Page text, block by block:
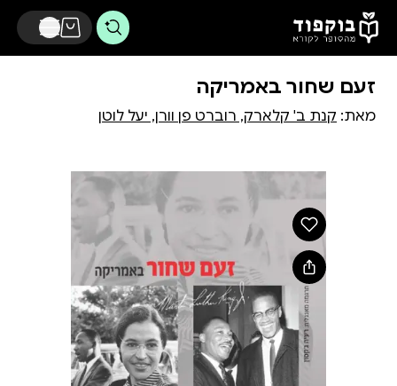
דלג לתוכן הראשי
זעם שחור באמריקה
מאת: קנת ב' קלארק, רוברט פן וורן, יעל לוטן